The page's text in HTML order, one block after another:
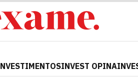
INVEST OPINA